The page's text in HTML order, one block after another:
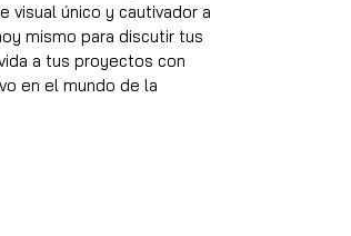
visual único y cautivador a
mismo para discutir tus
a tus proyectos con
en el mundo de la